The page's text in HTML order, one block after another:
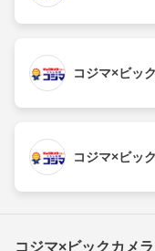
コジマ×ビッ
コジマ×ビッ
コジマ×ビックカメ